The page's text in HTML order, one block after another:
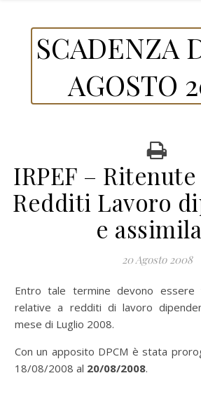
SCADENZA
AGOSTO
IRPEF –
Redditi Lavoro
e
20 Agosto 2008
Entro tale termine devono essere versate le ritenute
relative a redditi di lavoro
mese di Luglio 2008.
Con un apposito DPCM è stata
18/08/2008 al 20/08/2008.